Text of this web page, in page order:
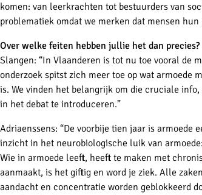
komen: van leerkrachten tot bestuurders van
problematiek omdat we merken dat mensen
Over welke feiten hebben jullie het dan precies?
Slangen: “In Vlaanderen is tot nu toe vooral de
onderzoek spitst zich meer toe op wat armoede
is. We vinden het belangrijk om die cruciale
in het debat te introduceren.”
Adriaenssens: “De voorbije tien jaar is armoede
inzicht in het neurobiologische luik van
Wie in armoede leeft, heeft te maken met
aanmaakt, is het giftig en word je ziek. Alle
aandacht en concentratie worden geblokkeerd